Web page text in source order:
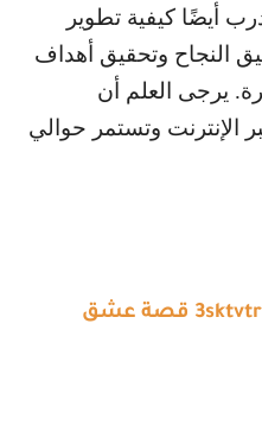
أيضًا كيفية تطوير
النجاح وتحقيق أهداف
يرجى العلم أن
الإنترنت وتستمر حوالي